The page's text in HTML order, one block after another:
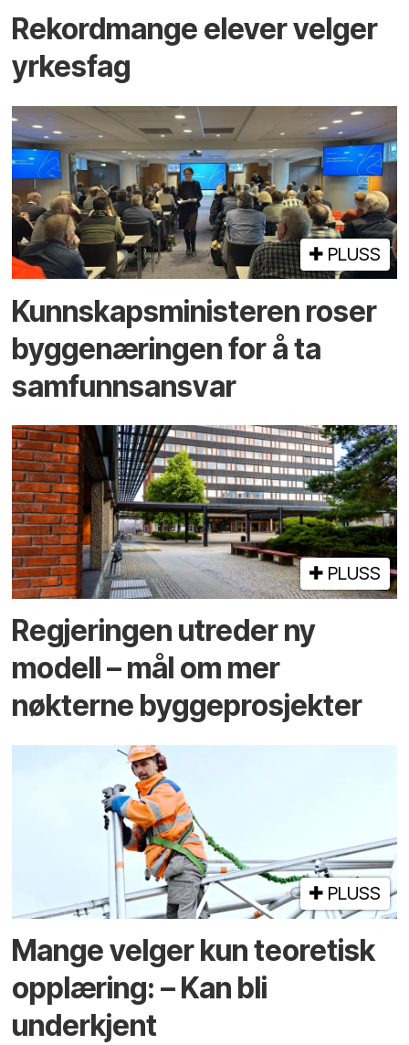
Rekordmange elever velger
yrkesfag
PLUSS
Kunnskaps­ministeren roser
byggenæringen for å ta
samfunnsansvar
PLUSS
Regjeringen utreder ny
modell – mål om mer
nøkterne byggeprosjekter
PLUSS
Mange velger kun teoretisk
opplæring: – Kan bli
underkjent